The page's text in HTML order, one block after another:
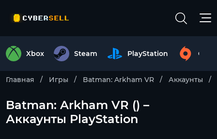
Xbox Steam PlayStation
Главная Игры Batman: Arkham VR Аккаунты
Batman: Arkham VR () –
Аккаунты PlayStation